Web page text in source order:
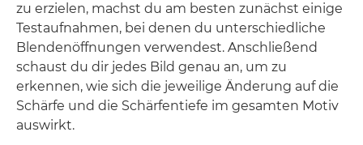
zu erzielen, machst du am besten zunächst einige
Testaufnahmen, bei denen du unterschiedliche
Blendenöffnungen verwendest. Anschließend
schaust du dir jedes Bild genau an, um zu
erkennen, wie sich die jeweilige Änderung auf die
Schärfe und die Schärfentiefe im gesamten Motiv
auswirkt.